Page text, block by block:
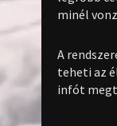
minél
A
teheti az
infót